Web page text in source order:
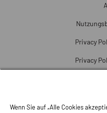
Privacy
Privacy
Wenn Sie auf „Alle Cookies